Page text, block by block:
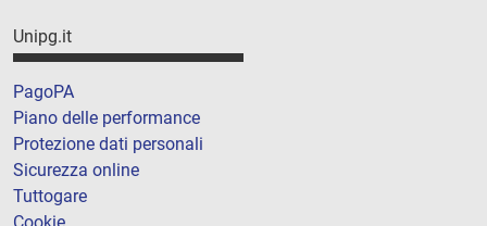
Unipg.it
PagoPA
Piano delle performance
Protezione dati personali
Sicurezza online
Tuttogare